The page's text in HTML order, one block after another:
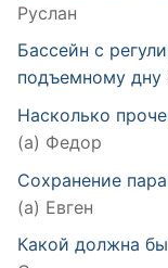
Руслан
Бассейн с
подъемному дну
Насколько
(а) Федор
Сохранение
(а) Евген
Какой должна